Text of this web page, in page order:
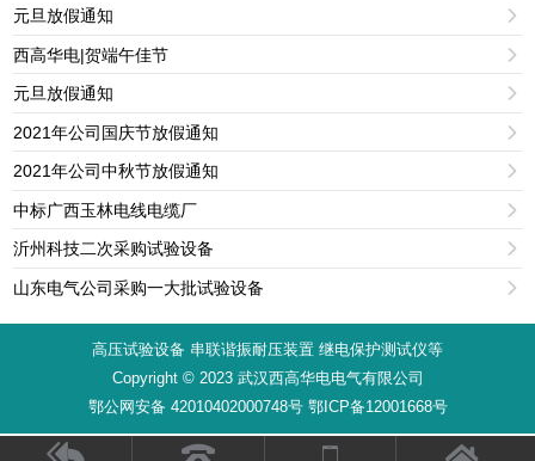
元旦放假通知 
西高华电|贺端午佳节 
元旦放假通知 
2021年公司国庆节放假通知 
2021年公司中秋节放假通知 
中标广西玉林电线电缆厂 
沂州科技二次采购试验设备 
山东电气公司采购一大批试验设备 
高压试验设备 串联谐振耐压装置 继电保护测试仪等
Copyright © 2023 武汉西高华电电气有限公司
鄂公网安备 42010402000748号 鄂ICP备12001668号